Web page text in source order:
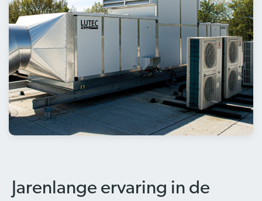
Jarenlange ervaring in de